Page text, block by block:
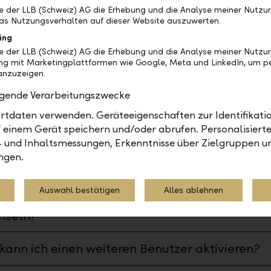
ich einen Dauerauftrag bearbeiten?
ich einen Dauerauftrag löschen?
ist die Funktion "Zahlungen importieren?"
ich zwischen meinen Benutzern
ich einen weiteren Benutzer aktivieren?
der LLB (Schweiz) AG die Erhebung und die Analyse meiner
Nutzungsverhalten auf dieser Website auszuwerten.
der LLB (Schweiz) AG die Erhebung und die Analyse meiner
mit Marketingplattformen wie Google, Meta und LinkedIn, um
Verarbeitungszwecke
verwenden. Geräteeigenschaften zur
Gerät speichern und/oder abrufen.
Inhaltsmessungen, Erkenntnisse über Zielgruppen
Auswahl bestätigen Alles ablehnen